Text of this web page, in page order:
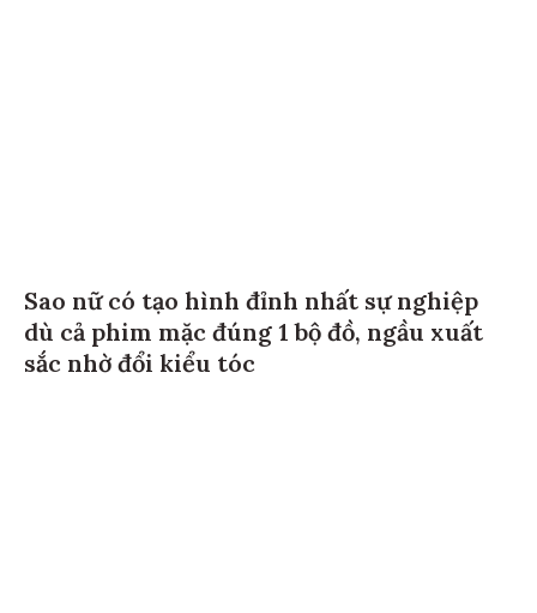
Sao nữ có tạo hình đỉnh nhất sự nghiệp
dù cả phim mặc đúng 1 bộ đồ, ngầu xuất
sắc nhờ đổi kiểu tóc